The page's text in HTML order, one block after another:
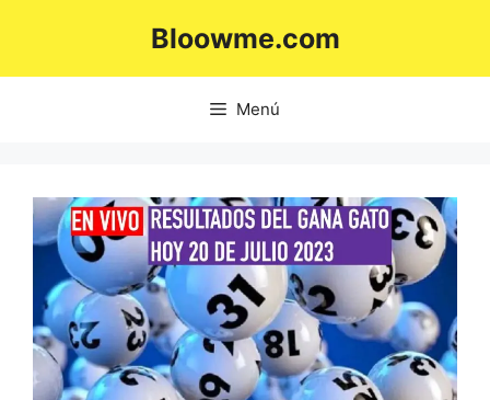
Bloowme.com
Menú